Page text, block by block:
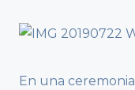
En una